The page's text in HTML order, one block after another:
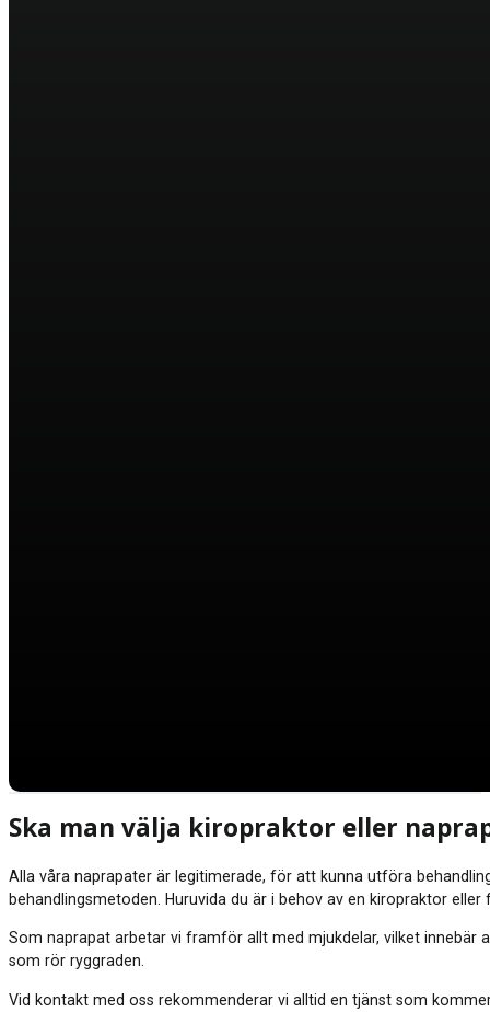
Ska man välja kiropraktor eller
Alla våra naprapater är legitimerade, för att kunna utföra
behandlingsmetoden. Huruvida du är i behov av en kiropraktor
Som naprapat arbetar vi framför allt med mjukdelar, vilket
som rör ryggraden.
Vid kontakt med oss rekommenderar vi alltid en tjänst som